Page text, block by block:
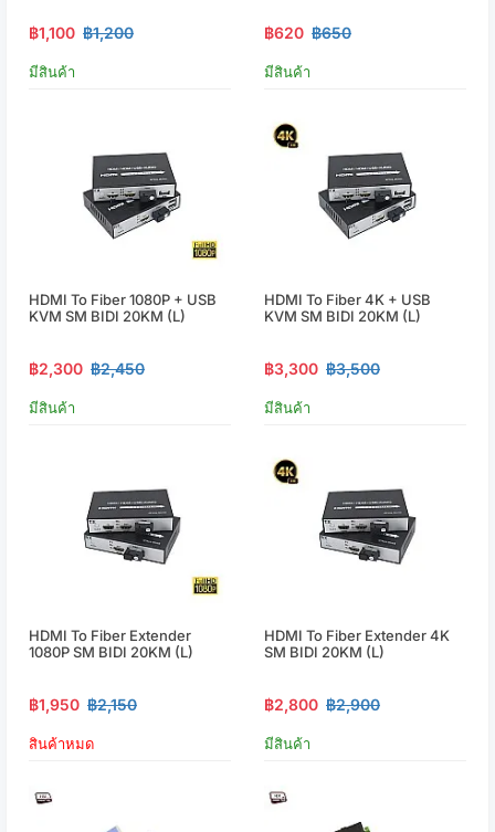
฿1,100 ฿1,200
มีสินค้า
฿620 ฿650
มีสินค้า
HDMI To Fiber 1080P + USB
KVM SM BIDI 20KM (L)
฿2,300 ฿2,450
มีสินค้า
HDMI To Fiber 4K + USB
KVM SM BIDI 20KM (L)
฿3,300 ฿3,500
มีสินค้า
HDMI To Fiber Extender
1080P SM BIDI 20KM (L)
฿1,950 ฿2,150
สินค้าหมด
HDMI To Fiber Extender 4K
SM BIDI 20KM (L)
฿2,800 ฿2,900
มีสินค้า